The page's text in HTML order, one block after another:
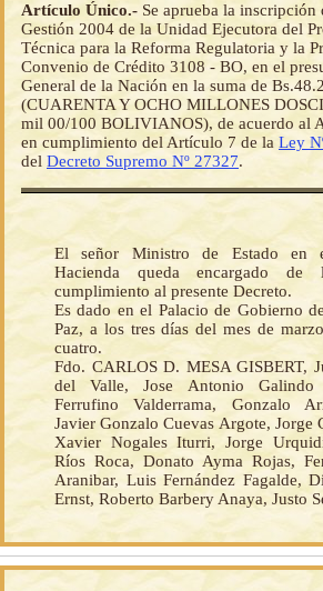
Artículo Único.- Se aprueba la inscripción
Gestión 2004 de la Unidad Ejecutora del
Técnica para la Reforma Regulatoria y la
Convenio de Crédito 3108 - BO, en el
General de la Nación en la suma de
(CUARENTA Y OCHO MILLONES
mil 00/100 BOLIVIANOS), de acuerdo al
en cumplimiento del Artículo 7 de la Ley
del Decreto Supremo Nº 27327.
El señor Ministro de Estado en
Hacienda queda encargado
cumplimiento al presente Decreto.
Es dado en el Palacio de Gobierno
Paz, a los tres días del mes de
cuatro.
Fdo. CARLOS D. MESA GISBERT,
del Valle, Jose Antonio Galindo
Ferrufino Valderrama, Gonzalo
Javier Gonzalo Cuevas Argote, Jorge
Xavier Nogales Iturri, Jorge
Ríos Roca, Donato Ayma Rojas,
Aranibar, Luis Fernández Fagalde,
Ernst, Roberto Barbery Anaya, Justo